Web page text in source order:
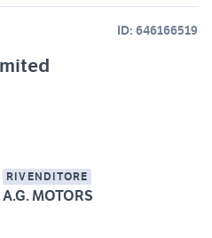
ID: 646166519
RIVENDITORE
A.G. MOTORS